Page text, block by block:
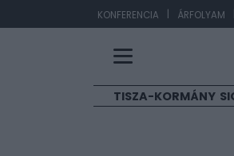
KONFERENCIA | ÁRFOLYAM
TISZA-KORMÁNY